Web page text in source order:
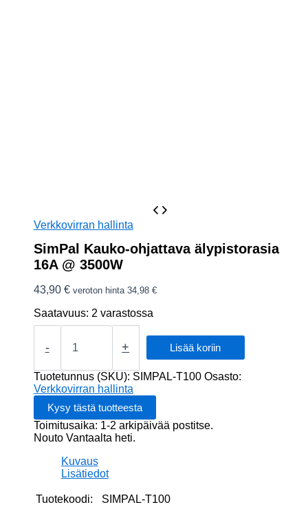
Verkkovirran hallinta
SimPal Kauko-ohjattava älypistorasia
16A @ 3500W
43,90 € veroton hinta 34,98 €
Saatavuus: 2 varastossa
-
SimPal
älypistorasia
16A
@
3500W
määrä
+ Lisää koriin
Tuotetunnus (SKU): SIMPAL-T100 Osasto:
Verkkovirran hallinta
Toimitusaika: 1-2 arkipäivää postitse.
Nouto Vantaalta heti.
Kuvaus
Lisätiedot
Tuotekoodi:
SIMPAL-T100